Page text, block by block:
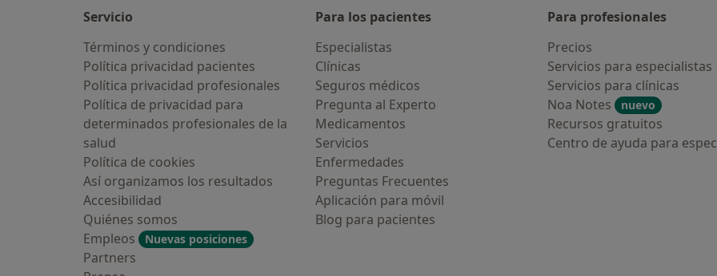
Servicio
Términos y condiciones
Política privacidad pacientes
Política privacidad profesionales
Política de privacidad para
determinados profesionales de la
salud
Política de cookies
Así organizamos los resultados
Accesibilidad
Quiénes somos
Empleos
Nuevas posiciones
Partners
Para los pacientes
Especialistas
Clínicas
Seguros médicos
Pregunta al Experto
Medicamentos
Servicios
Enfermedades
Preguntas Frecuentes
Aplicación para móvil
Blog para pacientes
Para profesionales
Precios
Servicios para especialistas
Servicios para clínicas
Noa Notes
nuevo
Recursos gratuitos
Centro de ayuda para